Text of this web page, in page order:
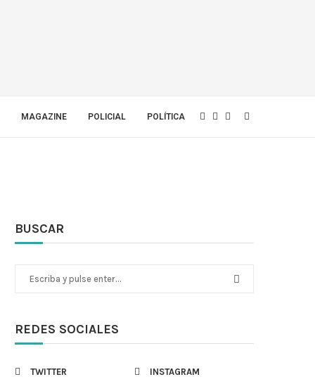
MAGAZINE POLICIAL POLÍTICA
BUSCAR
REDES SOCIALES
TWITTER INSTAGRAM